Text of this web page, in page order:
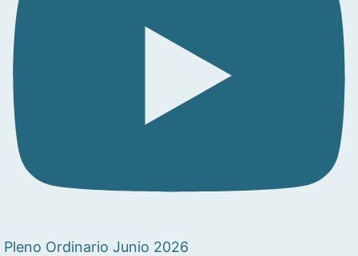
Pleno Ordinario Junio 2026